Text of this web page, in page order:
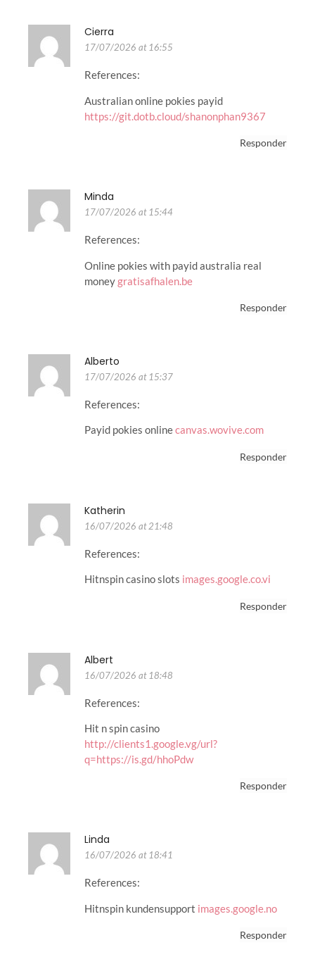
Cierra
17/07/2026 at 16:55
References:
Australian online pokies payid
https://git.dotb.cloud/shanonphan9367
Responder
Minda
17/07/2026 at 15:44
References:
Online pokies with payid australia real
moneygratisafhalen.be
Responder
Alberto
17/07/2026 at 15:37
References:
Payid pokies onlinecanvas.wovive.com
Responder
Katherin
16/07/2026 at 21:48
References:
Hitnspin casino slots images.google.co.vi
Responder
Albert
16/07/2026 at 18:48
References:
Hit n spin casino
http://clients1.google.vg/url?
q=https://is.gd/hhoPdw
Responder
Linda
16/07/2026 at 18:41
References:
Hitnspin kundensupport images.google.no
Responder